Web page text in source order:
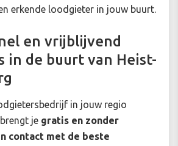
erkende loodgieter in jouw buurt.
en vrijblijvend
in de buurt van Heist-
in jouw regio
je gratis en zonder
contact met de beste